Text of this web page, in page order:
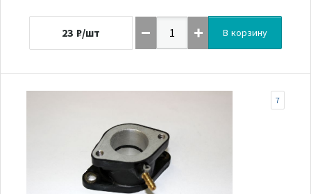
23 ₽/шт В корзину
7